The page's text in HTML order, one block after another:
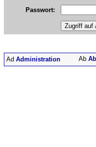
Passwort:
Administration